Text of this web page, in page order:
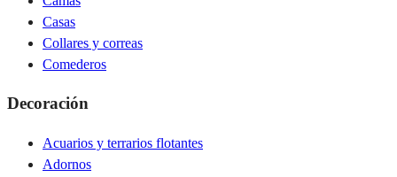
Casas
Collares y correas
Comederos
Decoración
Acuarios y terrarios flotantes
Adornos